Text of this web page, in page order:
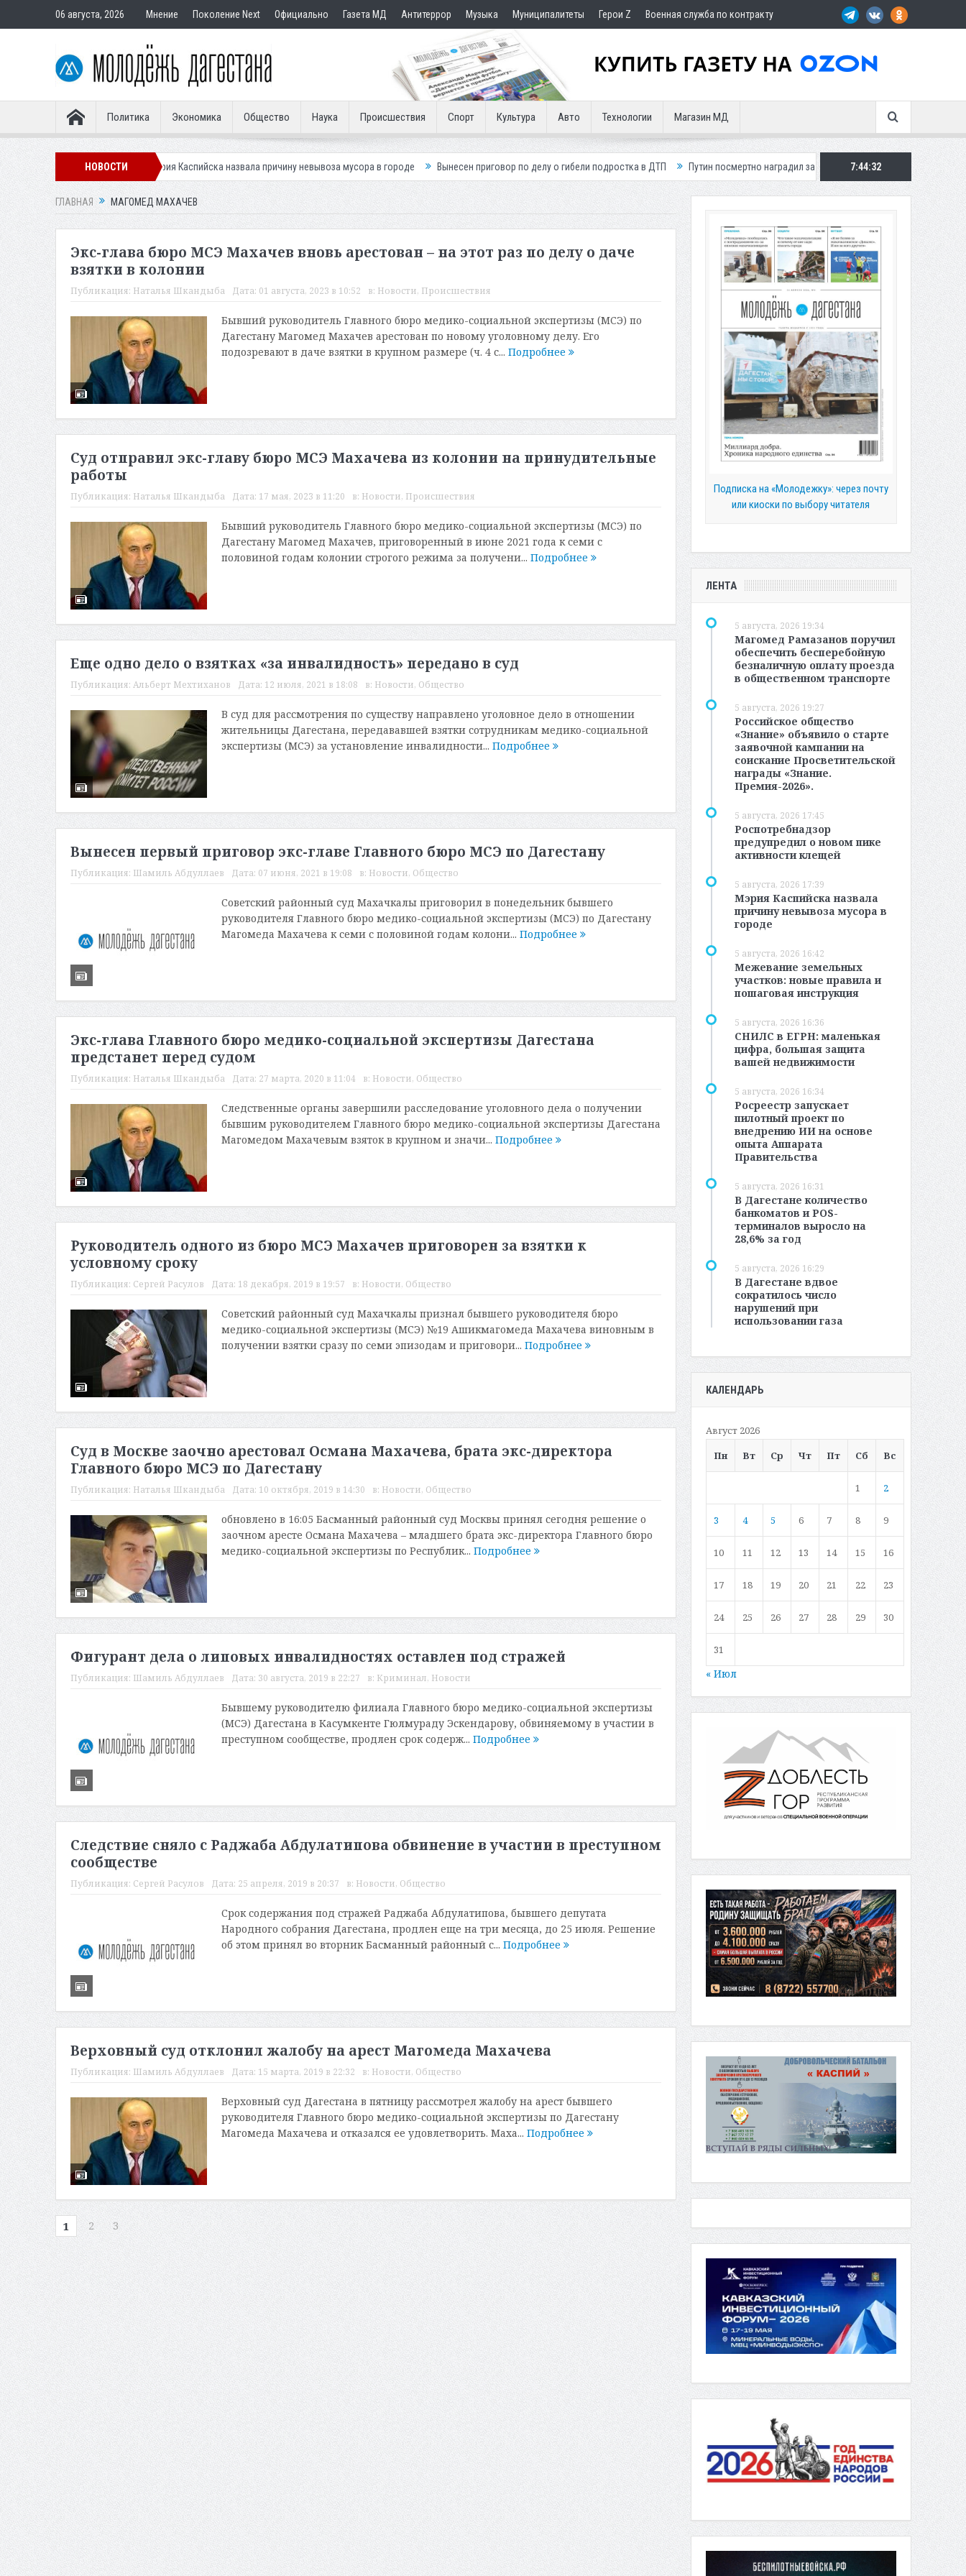
06 августа, 2026 Мнение Поколение Next Официально Газета МД Антитеррор Музыка Муниципалитеты Герои Z Военная служба по контракту
Политика Экономика Общество Наука Происшествия Спорт Культура Авто Технологии Магазин МД
НОВОСТИ
клещей Мэрия Каспийска назвала причину невывоза мусора в городе Вынесен приговор по делу о гибели подростка в ДТП Путин посмертно наградил замглавы Шамильского района Три
7:44:33
ГЛАВНАЯ МАГОМЕД МАХАЧЕВ
Экс-глава бюро МСЭ Махачев вновь арестован – на этот раз по делу о даче
взятки в колонии
Публикация: Наталья Шкандыба Дата: 01 августа, 2023 в 10:52 в: Новости, Происшествия
Бывший руководитель Главного бюро медико-социальной экспертизы (МСЭ) по
Дагестану Магомед Махачев арестован по новому уголовному делу. Его
подозревают в даче взятки в крупном размере (ч. 4 с... Подробнее
Суд отправил экс-главу бюро МСЭ Махачева из колонии на принудительные
работы
Публикация: Наталья Шкандыба Дата: 17 мая, 2023 в 11:20 в: Новости, Происшествия
Бывший руководитель Главного бюро медико-социальной экспертизы (МСЭ) по
Дагестану Магомед Махачев, приговоренный в июне 2021 года к семи с
половиной годам колонии строгого режима за получени... Подробнее
Еще одно дело о взятках «за инвалидность» передано в суд
Публикация: Альберт Мехтиханов Дата: 12 июля, 2021 в 18:08 в: Новости, Общество
В суд для рассмотрения по существу направлено уголовное дело в отношении
жительницы Дагестана, передававшей взятки сотрудникам медико-социальной
экспертизы (МСЭ) за установление инвалидности... Подробнее
Вынесен первый приговор экс-главе Главного бюро МСЭ по Дагестану
Публикация: Шамиль Абдуллаев Дата: 07 июня, 2021 в 19:08 в: Новости, Общество
Советский районный суд Махачкалы приговорил в понедельник бывшего
руководителя Главного бюро медико-социальной экспертизы (МСЭ) по Дагестану
Магомеда Махачева к семи с половиной годам колони... Подробнее
Экс-глава Главного бюро медико-социальной экспертизы Дагестана
предстанет перед судом
Публикация: Наталья Шкандыба Дата: 27 марта, 2020 в 11:04 в: Новости, Общество
Следственные органы завершили расследование уголовного дела о получении
бывшим руководителем Главного бюро медико-социальной экспертизы Дагестана
Магомедом Махачевым взяток в крупном и значи... Подробнее
Руководитель одного из бюро МСЭ Махачев приговорен за взятки к
условному сроку
Публикация: Сергей Расулов Дата: 18 декабря, 2019 в 19:57 в: Новости, Общество
Советский районный суд Махачкалы признал бывшего руководителя бюро
медико-социальной экспертизы (МСЭ) №19 Ашикмагомеда Махачева виновным в
получении взятки сразу по семи эпизодам и приговори... Подробнее
Суд в Москве заочно арестовал Османа Махачева, брата экс-директора
Главного бюро МСЭ по Дагестану
Публикация: Наталья Шкандыба Дата: 10 октября, 2019 в 14:30 в: Новости, Общество
обновлено в 16:05 Басманный районный суд Москвы принял сегодня решение о
заочном аресте Османа Махачева – младшего брата экс-директора Главного бюро
медико-социальной экспертизы по Республик... Подробнее
Фигурант дела о липовых инвалидностях оставлен под стражей
Публикация: Шамиль Абдуллаев Дата: 30 августа, 2019 в 22:27 в: Криминал, Новости
Бывшему руководителю филиала Главного бюро медико-социальной экспертизы
(МСЭ) Дагестана в Касумкенте Гюлмураду Эскендарову, обвиняемому в участии в
преступном сообществе, продлен срок содерж... Подробнее
Следствие сняло с Раджаба Абдулатипова обвинение в участии в преступном
сообществе
Публикация: Сергей Расулов Дата: 25 апреля, 2019 в 20:37 в: Новости, Общество
Срок содержания под стражей Раджаба Абдулатипова, бывшего депутата
Народного собрания Дагестана, продлен еще на три месяца, до 25 июля. Решение
об этом принял во вторник Басманный районный с... Подробнее
Верховный суд отклонил жалобу на арест Магомеда Махачева
Публикация: Шамиль Абдуллаев Дата: 15 марта, 2019 в 22:32 в: Новости, Общество
Верховный суд Дагестана в пятницу рассмотрел жалобу на арест бывшего
руководителя Главного бюро медико-социальной экспертизы по Дагестану
Магомеда Махачева и отказался ее удовлетворить. Маха... Подробнее
1 2 3
Подписка на «Молодежку»: через почту
или киоски по выбору читателя
ЛЕНТА
5 августа, 2026 19:34
Магомед Рамазанов поручил
обеспечить бесперебойную
безналичную оплату проезда
в общественном транспорте
5 августа, 2026 19:27
Российское общество
«Знание» объявило о старте
заявочной кампании на
соискание Просветительской
награды «Знание.
Премия-2026».
5 августа, 2026 17:45
Роспотребнадзор
предупредил о новом пике
активности клещей
5 августа, 2026 17:39
Мэрия Каспийска назвала
причину невывоза мусора в
городе
5 августа, 2026 16:42
Межевание земельных
участков: новые правила и
пошаговая инструкция
5 августа, 2026 16:36
СНИЛС в ЕГРН: маленькая
цифра, большая защита
вашей недвижимости
5 августа, 2026 16:34
Росреестр запускает
пилотный проект по
внедрению ИИ на основе
опыта Аппарата
Правительства
5 августа, 2026 16:31
В Дагестане количество
банкоматов и POS-
терминалов выросло на
28,6% за год
5 августа, 2026 16:29
В Дагестане вдвое
сократилось число
нарушений при
использовании газа
КАЛЕНДАРЬ
Август 2026
Пн
Вт Ср Чт Пт Сб Вс
1 2
3 4 5 6 7 8 9
10 11 12 13 14 15 16
17 18 19 20 21 22 23
24 25 26 27 28 29 30
31
« Июл